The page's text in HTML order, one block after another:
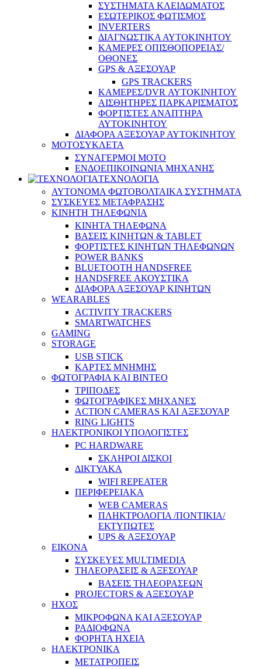
ΣΥΣΤΗΜΑΤΑ ΚΛΕΙΔΩΜΑΤΟΣ
ΕΣΩΤΕΡΙΚΟΣ ΦΩΤΙΣΜΟΣ
INVERTERS
ΔΙΑΓΝΩΣΤΙΚΑ ΑΥΤΟΚΙΝΗΤΟΥ
ΚΑΜΕΡΕΣ ΟΠΙΣΘΟΠΟΡΕΙΑΣ/
ΟΘΟΝΕΣ
GPS & ΑΞΕΣΟΥΑΡ
GPS TRACKERS
ΚΑΜΕΡΕΣ/DVR ΑΥΤΟΚΙΝΗΤΟΥ
ΑΙΣΘΗΤΗΡΕΣ ΠΑΡΚΑΡΙΣΜΑΤΟΣ
ΦΟΡΤΙΣΤΕΣ ΑΝΑΠΤΗΡΑ
ΑΥΤΟΚΙΝΗΤΟΥ
ΔΙΑΦΟΡΑ ΑΞΕΣΟΥΑΡ ΑΥΤΟΚΙΝΗΤΟΥ
ΜΟΤΟΣΥΚΛΕΤΑ
ΣΥΝΑΓΕΡΜΟΙ ΜΟΤΟ
ΕΝΔΟΕΠΙΚΟΙΝΩΝΙΑ ΜΗΧΑΝΗΣ
ΤΕΧΝΟΛΟΓΙΑ
ΑΥΤΟΝΟΜΑ ΦΩΤΟΒΟΛΤΑΙΚΑ ΣΥΣΤΗΜΑΤΑ
ΣΥΣΚΕΥΕΣ ΜΕΤΑΦΡΑΣΗΣ
ΚΙΝΗΤΗ ΤΗΛΕΦΩΝΙΑ
ΚΙΝΗΤΑ ΤΗΛΕΦΩΝΑ
ΒΑΣΕΙΣ ΚΙΝΗΤΩΝ & TABLET
ΦΟΡΤΙΣΤΕΣ ΚΙΝΗΤΩΝ ΤΗΛΕΦΩΝΩΝ
POWER BANKS
BLUETOOTH HANDSFREE
HANDSFREE ΑΚΟΥΣΤΙΚΑ
ΔΙΑΦΟΡΑ ΑΞΕΣΟΥΑΡ ΚΙΝΗΤΩΝ
WEARABLES
ACTIVITY TRACKERS
SMARTWATCHES
GAMING
STORAGE
USB STICK
ΚΑΡΤΕΣ ΜΝΗΜΗΣ
ΦΩΤΟΓΡΑΦΙΑ ΚΑΙ ΒΙΝΤΕΟ
ΤΡΙΠΟΔΕΣ
ΦΩΤΟΓΡΑΦΙΚΕΣ ΜΗΧΑΝΕΣ
ACTION CAMERAS KAI ΑΞΕΣΟΥΑΡ
RING LIGHTS
ΗΛΕΚΤΡΟΝΙΚΟΙ ΥΠΟΛΟΓΙΣΤΕΣ
PC HARDWARE
ΣΚΛΗΡΟΙ ΔΙΣΚΟΙ
ΔΙΚΤΥΑΚΑ
WIFI REPEATER
ΠΕΡΙΦΕΡΕΙΑΚΑ
WEB CAMERAS
ΠΛΗΚΤΡΟΛΟΓΙΑ /ΠΟΝΤΙΚΙΑ/
ΕΚΤΥΠΩΤΕΣ
UPS & ΑΞΕΣΟΥΑΡ
ΕΙΚΟΝΑ
ΣΥΣΚΕΥΕΣ MULTIMEDIA
ΤΗΛΕΟΡΑΣΕΙΣ & ΑΞΕΣΟΥΑΡ
ΒΑΣΕΙΣ ΤΗΛΕΟΡΑΣΕΩΝ
PROJECTORS & ΑΞΕΣΟΥΑΡ
ΗΧΟΣ
ΜΙΚΡΟΦΩΝΑ ΚΑΙ ΑΞΕΣΟΥΑΡ
ΡΑΔΙΟΦΩΝΑ
ΦΟΡΗΤΑ ΗΧΕΙΑ
ΗΛΕΚΤΡΟΝΙΚΑ
ΜΕΤΑΤΡΟΠΕΙΣ